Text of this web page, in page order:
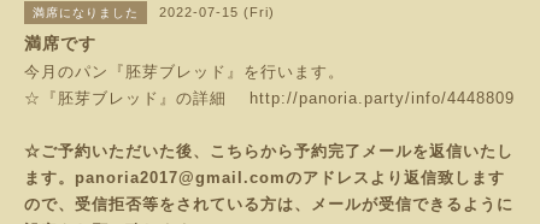
満席になりました 2022-07-15 (Fri)
満席です
今月のパン『胚芽ブレッド』を行います。
☆『胚芽ブレッド』の詳細
http://panoria.party/info/4448809
☆ご予約いただいた後、こちらから予約完了メールを返信いたし
ます。panoria2017@gmail.comのアドレスより返信致します
ので、受信拒否等をされている方は、メールが受信できるように